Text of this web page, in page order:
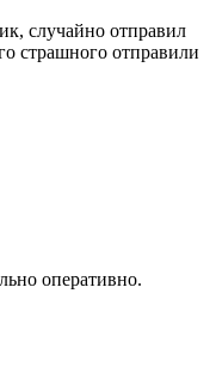
случайно отправил
страшного отправили
оперативно.